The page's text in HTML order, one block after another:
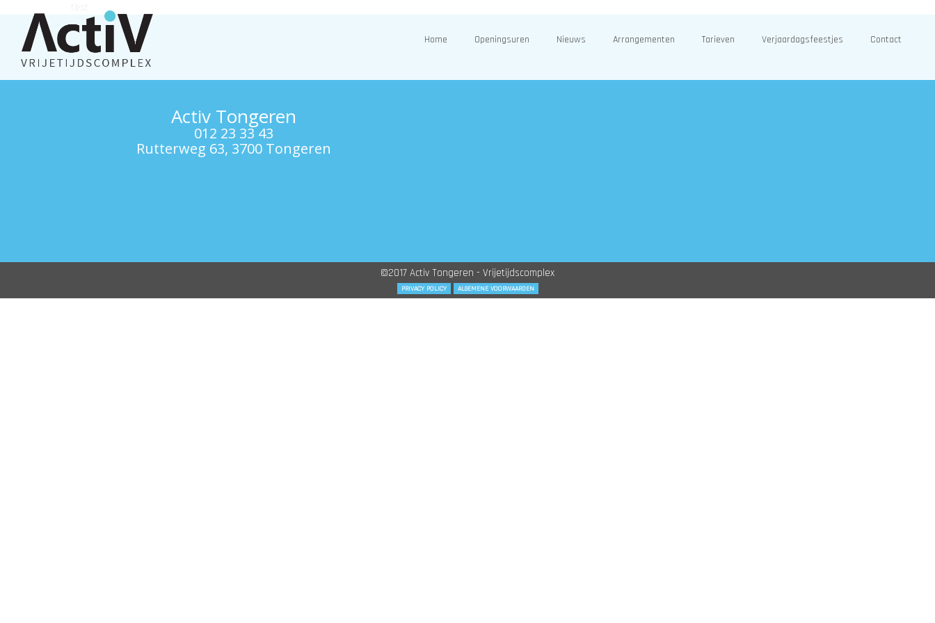
Home Openingsuren Nieuws Arrangementen Tarieven Verjaardagsfeestjes Contact
Activ Tongeren
012 23 33 43
Rutterweg 63, 3700 Tongeren
©2017 Activ Tongeren - Vrijetijdscomplex
PRIVACY POLICY ALGEMENE VOORWAARDEN